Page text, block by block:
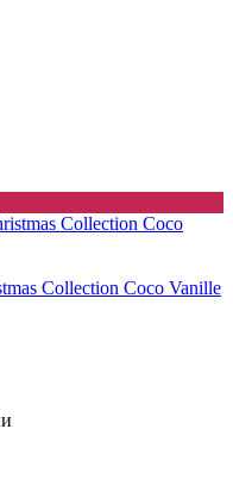
Collection Coco Vanille